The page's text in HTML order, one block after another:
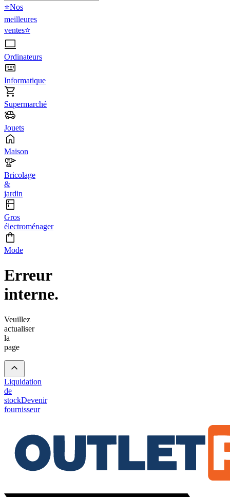
⭐Nos
meilleures
ventes⭐
Ordinateurs
Informatique
Supermarché
Jouets
Maison
Bricolage
&
jardin
Gros
électroménager
Mode
Erreur
interne.
Veuillez
actualiser
la
page
Liquidation
de
stockDevenir
fournisseur